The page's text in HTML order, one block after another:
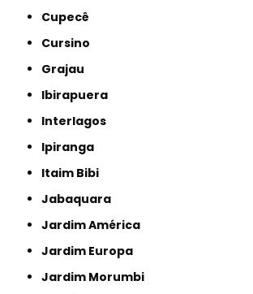
Cupecê
Cursino
Grajau
Ibirapuera
Interlagos
Ipiranga
Itaim Bibi
Jabaquara
Jardim América
Jardim Europa
Jardim Morumbi